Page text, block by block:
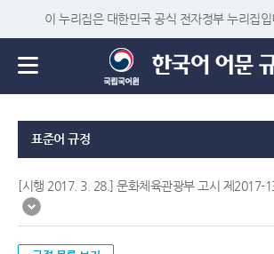
이 누리집은 대한민국 공식 전자정부 누리집입
표준어 규정
[시행 2017. 3. 28.] 문화체육관광부 고시 제2017-